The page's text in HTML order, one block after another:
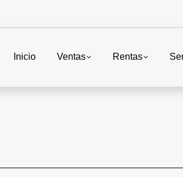
Inicio Ventas Rentas